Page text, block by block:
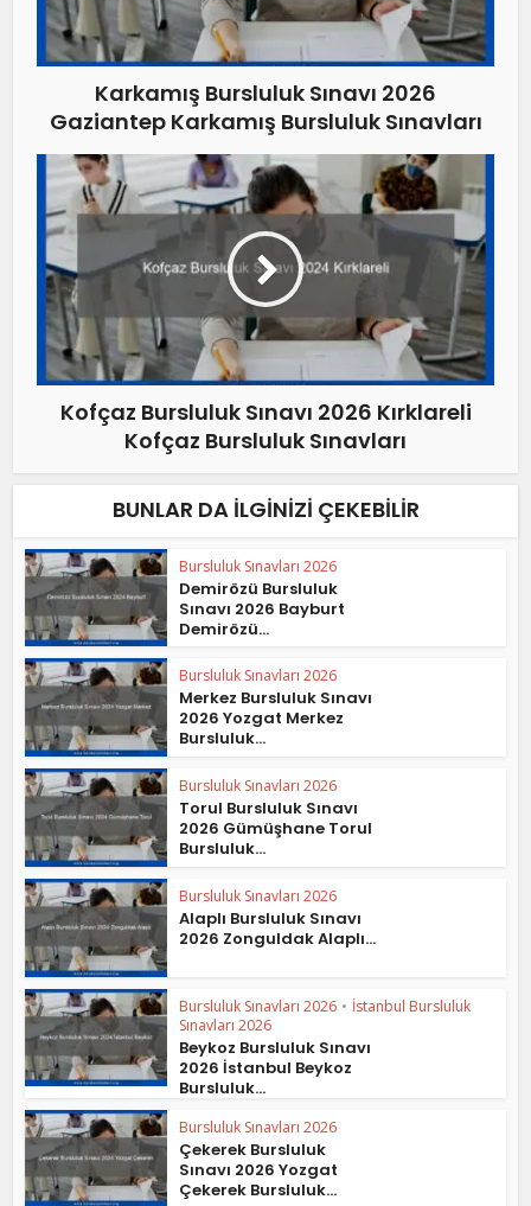
Karkamış Bursluluk Sınavı 2026
Gaziantep Karkamış Bursluluk Sınavları
Kofçaz Bursluluk Sınavı 2026 Kırklareli
Kofçaz Bursluluk Sınavları
BUNLAR DA İLGINIZI ÇEKEBILIR
Bursluluk Sınavları 2026
Demirözü Bursluluk
Sınavı 2026 Bayburt
Demirözü...
Bursluluk Sınavları 2026
Merkez Bursluluk Sınavı
2026 Yozgat Merkez
Bursluluk...
Bursluluk Sınavları 2026
Torul Bursluluk Sınavı
2026 Gümüşhane Torul
Bursluluk...
Bursluluk Sınavları 2026
Alaplı Bursluluk Sınavı
2026 Zonguldak Alaplı...
Bursluluk Sınavları 2026 • İstanbul Bursluluk
Sınavları 2026
Beykoz Bursluluk Sınavı
2026 İstanbul Beykoz
Bursluluk...
Bursluluk Sınavları 2026
Çekerek Bursluluk
Sınavı 2026 Yozgat
Çekerek Bursluluk...